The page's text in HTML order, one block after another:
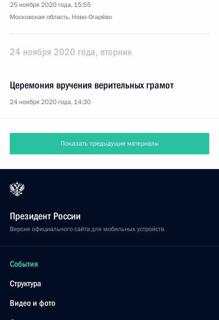
25 ноября 2020 года, 15:55
Московская область, Ново-Огарёво
24 ноября 2020 года, вторник
Церемония вручения верительных грамот
24 ноября 2020 года, 14:30
Показать предыдущие материалы
Президент России
Версия официального сайта для мобильных устройств
События
Структура
Видео и фото